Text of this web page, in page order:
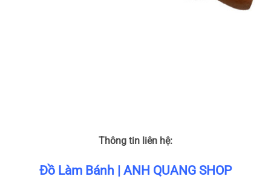
Thông tin liên hệ:
Đồ Làm Bánh | ANH QUANG SHOP